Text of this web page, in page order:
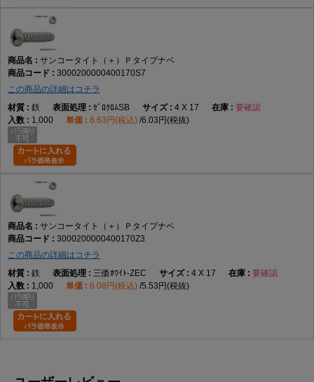
サンコータイト（＋）Ｐタイプナベ
3000200000400170S7
この商品の詳細はコチラ
鉄
ｾﾞﾛｸﾛﾑSB 4 X 17
要確認
1,000
6.63円(税込) 6.03円(税抜)
サンコータイト（＋）Ｐタイプナベ
3000200000400170Z3
この商品の詳細はコチラ
鉄
三価ﾎﾜｲﾄ-ZEC 4 X 17
要確認
1,000
6.08円(税込) 5.53円(税抜)